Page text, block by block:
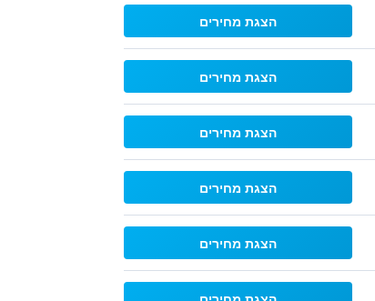
הצגת מחירים
הצגת מחירים
הצגת מחירים
הצגת מחירים
הצגת מחירים